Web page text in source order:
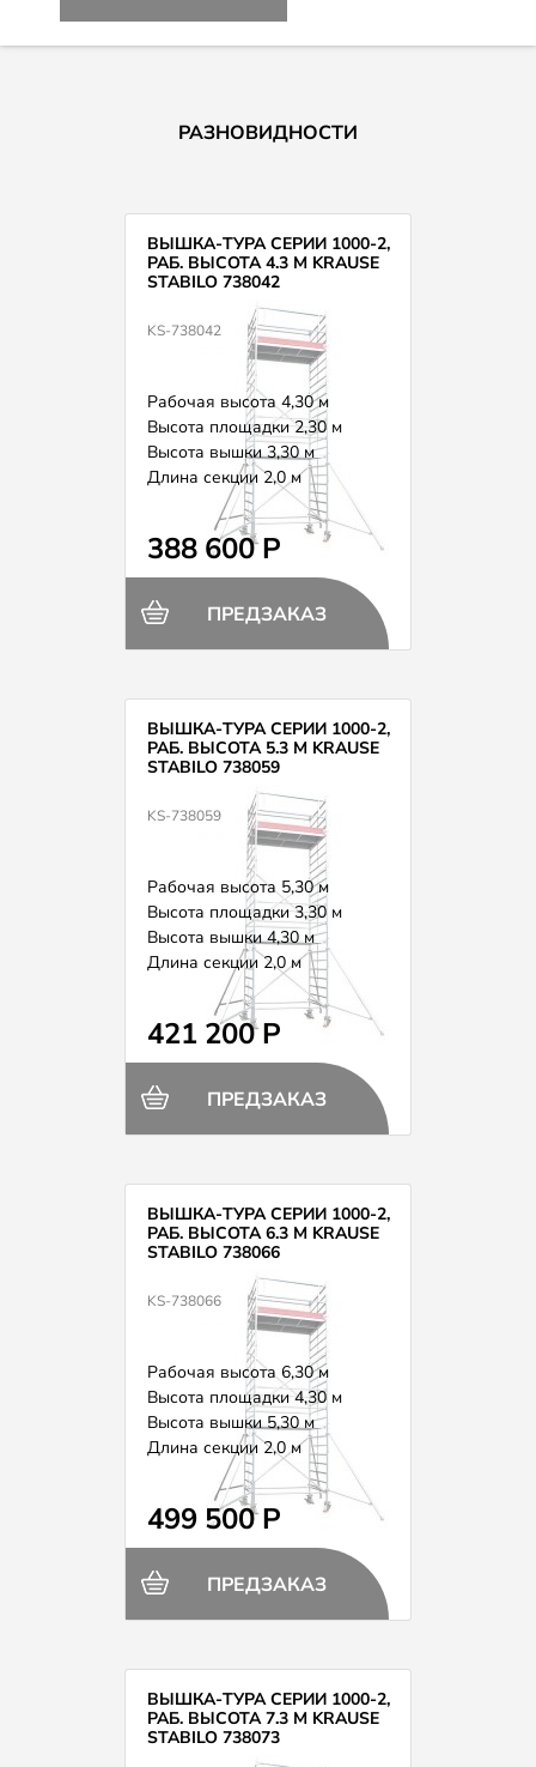
РАЗНОВИДНОСТИ
ВЫШКА-ТУРА СЕРИИ 1000-2,
РАБ. ВЫСОТА 4.3 М KRAUSE
STABILO 738042
KS-738042
Рабочая высота 4,30 м
Высота площадки 2,30 м
Высота вышки 3,30 м
Длина секции 2,0 м
Вес 124,0 кг
388 600 Р
ПРЕДЗАКАЗ
ВЫШКА-ТУРА СЕРИИ 1000-2,
РАБ. ВЫСОТА 5.3 М KRAUSE
STABILO 738059
KS-738059
Рабочая высота 5,30 м
Высота площадки 3,30 м
Высота вышки 4,30 м
Длина секции 2,0 м
Вес 131,0 кг
421 200 Р
ПРЕДЗАКАЗ
ВЫШКА-ТУРА СЕРИИ 1000-2,
РАБ. ВЫСОТА 6.3 М KRAUSE
STABILO 738066
KS-738066
Рабочая высота 6,30 м
Высота площадки 4,30 м
Высота вышки 5,30 м
Длина секции 2,0 м
Вес 143,0 кг
499 500 Р
ПРЕДЗАКАЗ
ВЫШКА-ТУРА СЕРИИ 1000-2,
РАБ. ВЫСОТА 7.3 М KRAUSE
STABILO 738073